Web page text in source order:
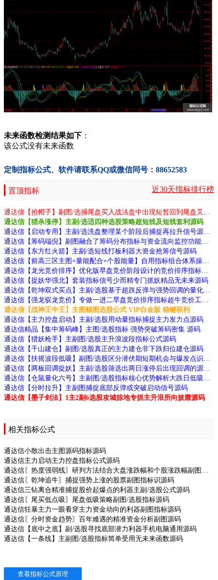
未来函数检测结果如下 ：
该公式没有未来函数
定制指标公式、软件请联系QQ或微信同号：88652583
置顶指标 近30天指标排行榜
通达信【猎杀涨停】主副/选适四种选股策略超短线及短线套利源码
通达信【东方红火箭】主副/选短线打板利器大资金抢筹信号源码
通达信【捉妖华强北】套装指标信号少而精专门抓妖精品无未来源码
通达信【战神王中王】主图幅图选股公式 VIP白金版 稳键获利
通达信【主力控盘启动】主副/选股用动量指标捕捉主力发力点源码
通达信精品【集中筹码峰】主图/选股指标 强势突破筹码密集 源码
通达信【猎妖枪手】主副图/选股主升浪波段指标公式源码
通达信【千山建仓】副图/选股真正的主力建仓非下跌归位建仓源码
通达信【分时拉升】主副图捕捉底部反弹或突破启动信号源码
通达信【墨子剑法】1主2副6选股攻城掠地专抓主升浪所向披靡源码
相关指标公式
通达信小散出击主图源码指标源码
通达信主力启动主力控盘指标公式源码
通达信〖乾坤追牛〗捕捉强势上涨的股票副图指标识源码
通达信三钻离合精准捕捉股价起爆点的利器主副/选股公式源码
通达信〖尾买低点吸〗尾盘低吸策略副图/选股指标源码
通达信狂暴主力一眼看穿主力资金动向的利器副图指标源码
通达信〖分时资金趋势〗百年难遇的精准资金分析副图源码
通达信【底中之底】副/选股寻找底部潜力利器手机电脑通用源码
通达信【一条线】主副图/选股指标简单受用无未来函数源码